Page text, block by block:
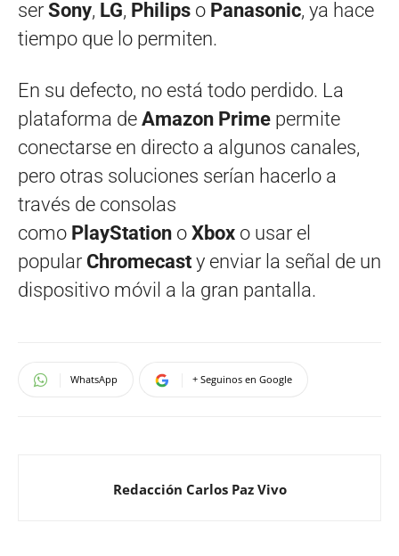
ser Sony, LG, Philips o Panasonic, ya hace
tiempo que lo permiten.
En su defecto, no está todo perdido. La
plataforma de Amazon Prime permite
conectarse en directo a algunos canales,
pero otras soluciones serían hacerlo a
través de consolas
como PlayStation o Xbox o usar el
popular Chromecast y enviar la señal de un
dispositivo móvil a la gran pantalla.
WhatsApp + Seguinos en Google
Redacción Carlos Paz Vivo